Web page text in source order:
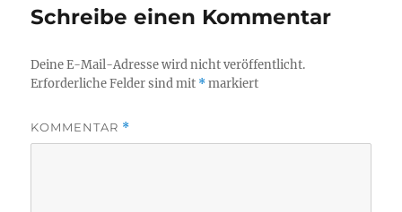
Schreibe einen Kommentar
Deine E-Mail-Adresse wird nicht veröffentlicht.
Erforderliche Felder sind mit *markiert
KOMMENTAR *